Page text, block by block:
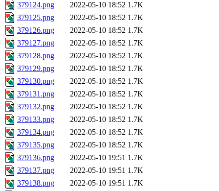
379124.png
2022-05-10 18:52 1.7K
379125.png
2022-05-10 18:52 1.7K
379126.png
2022-05-10 18:52 1.7K
379127.png
2022-05-10 18:52 1.7K
379128.png
2022-05-10 18:52 1.7K
379129.png
2022-05-10 18:52 1.7K
379130.png
2022-05-10 18:52 1.7K
379131.png
2022-05-10 18:52 1.7K
379132.png
2022-05-10 18:52 1.7K
379133.png
2022-05-10 18:52 1.7K
379134.png
2022-05-10 18:52 1.7K
379135.png
2022-05-10 18:52 1.7K
379136.png
2022-05-10 19:51 1.7K
379137.png
2022-05-10 19:51 1.7K
379138.png
2022-05-10 19:51 1.7K